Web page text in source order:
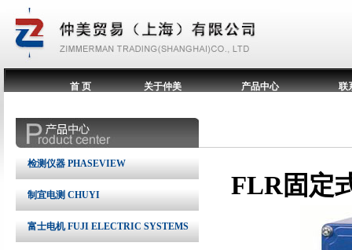
首 页 关于仲美 产品中心 联
检测仪器 PHASEVIEW
制宜电测 CHUYI
富士电机 FUJI ELECTRIC SYSTEMS
FLR固定